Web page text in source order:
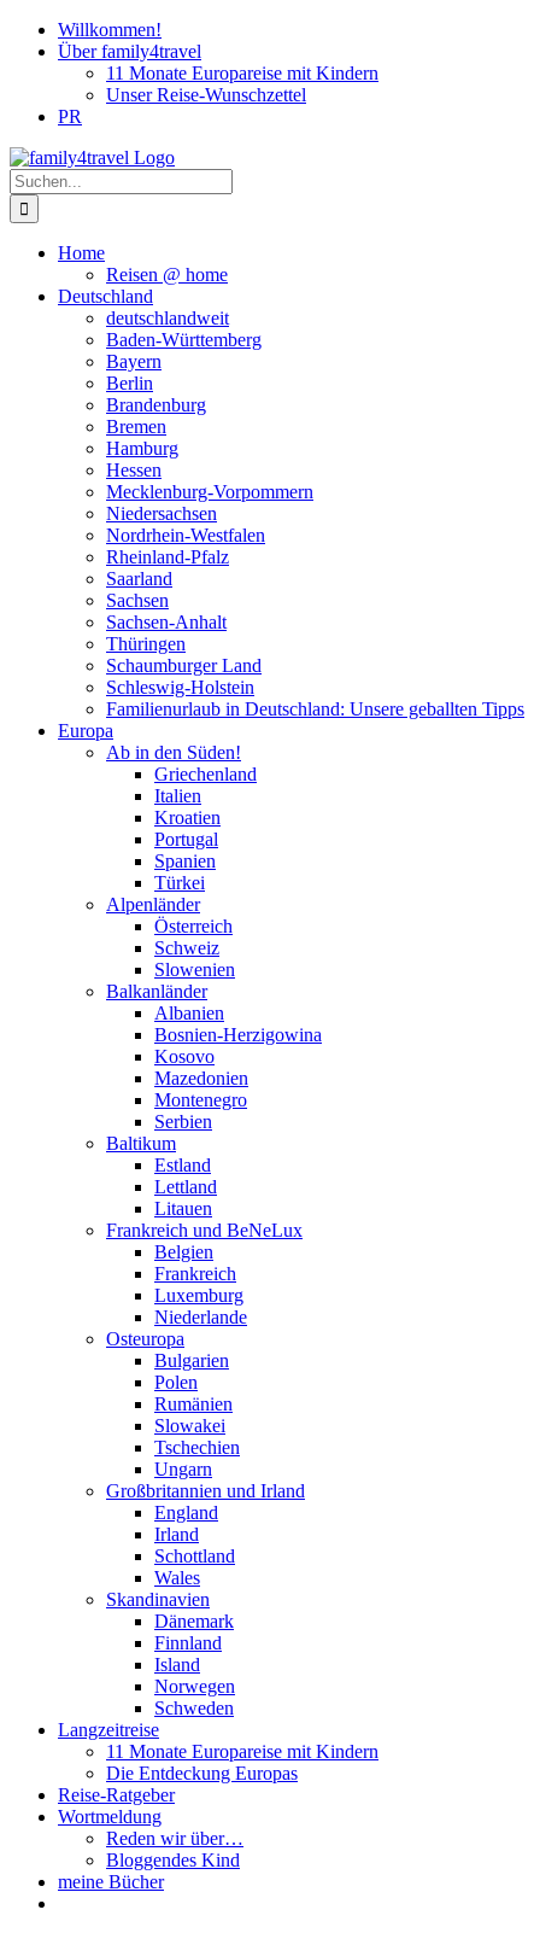
Zum
Inhalt
Willkommen!
Über family4travel
11 Monate Europareise mit Kindern
Unser Reise-Wunschzettel
PR
instagram
facebook
pinterest
Suche
nach:
Home
Reisen @ home
Deutschland
deutschlandweit
Baden-Württemberg
Bayern
Berlin
Brandenburg
Bremen
Hamburg
Hessen
Mecklenburg-Vorpommern
Niedersachsen
Nordrhein-Westfalen
Rheinland-Pfalz
Saarland
Sachsen
Sachsen-Anhalt
Thüringen
Schaumburger Land
Schleswig-Holstein
Familienurlaub in Deutschland: Unsere geballten Tipps
Europa
Ab in den Süden!
Griechenland
Italien
Kroatien
Portugal
Spanien
Türkei
Alpenländer
Österreich
Schweiz
Slowenien
Balkanländer
Albanien
Bosnien-Herzigowina
Kosovo
Mazedonien
Montenegro
Serbien
Baltikum
Estland
Lettland
Litauen
Frankreich und BeNeLux
Belgien
Frankreich
Luxemburg
Niederlande
Osteuropa
Bulgarien
Polen
Rumänien
Slowakei
Tschechien
Ungarn
Großbritannien und Irland
England
Irland
Schottland
Wales
Skandinavien
Dänemark
Finnland
Island
Norwegen
Schweden
Langzeitreise
11 Monate Europareise mit Kindern
Die Entdeckung Europas
Reise-Ratgeber
Wortmeldung
Reden wir über…
Bloggendes Kind
meine Bücher